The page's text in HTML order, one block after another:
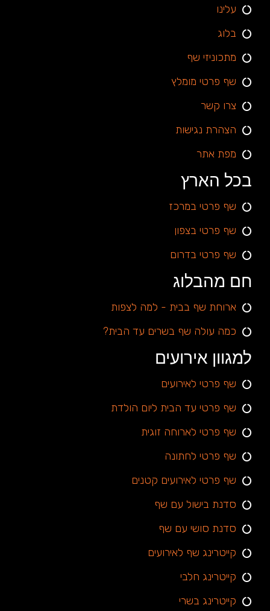
עלינו
בלוג
מתכוניזי שף
שף פרטי מומלץ
צרו קשר
הצהרת נגישות
מפת אתר
בכל הארץ
שף פרטי במרכז
שף פרטי בצפון
שף פרטי בדרום
חם מהבלוג
ארוחת שף בבית - למה לצפות
כמה עולה שף בשרים עד הבית?
למגוון אירועים
שף פרטי לאירועים
שף פרטי עד הבית ליום הולדת
שף פרטי לארוחה זוגית
שף פרטי לחתונה
שף פרטי לאירועים קטנים
סדנת בישול עם שף
סדנת סושי עם שף
קייטרינג שף לאירועים
קייטרינג חלבי
קייטרינג בשרי